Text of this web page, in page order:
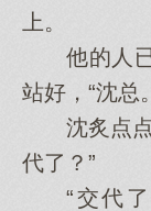
上。
他的人已
站好，“沈总
沈炙点点
代了？”
“交代了